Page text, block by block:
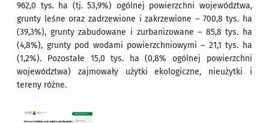
962,0 tys. ha (tj. 53,9%) ogólnej powierzchni województwa,
grunty leśne oraz zadrzewione i zakrzewione – 700,8 tys. ha
(39,3%), grunty zabudowane i zurbanizowane – 85,8 tys. ha
(4,8%), grunty pod wodami powierzchniowymi – 21,1 tys. ha
(1,2%). Pozostałe 15,0 tys. ha (0,8% ogólnej powierzchni
województwa) zajmowały użytki ekologiczne, nieużytki i
tereny różne.